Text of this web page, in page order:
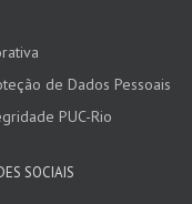
de Dados Pessoais
PUC-Rio
SOCIAIS